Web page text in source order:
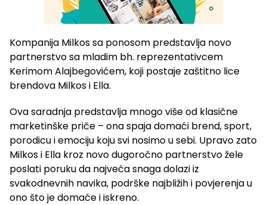
Kompanija Milkos sa ponosom predstavlja novo
partnerstvo sa mladim bh. reprezentativcem
Kerimom Alajbegovićem, koji postaje zaštitno lice
brendova Milkos i Ella.
Ova saradnja predstavlja mnogo više od klasične
marketinške priče – ona spaja domaći brend, sport,
porodicu i emociju koju svi nosimo u sebi. Upravo zato
Milkos i Ella kroz novo dugoročno partnerstvo žele
poslati poruku da najveća snaga dolazi iz
svakodnevnih navika, podrške najbližih i povjerenja u
ono što je domaće i iskreno.